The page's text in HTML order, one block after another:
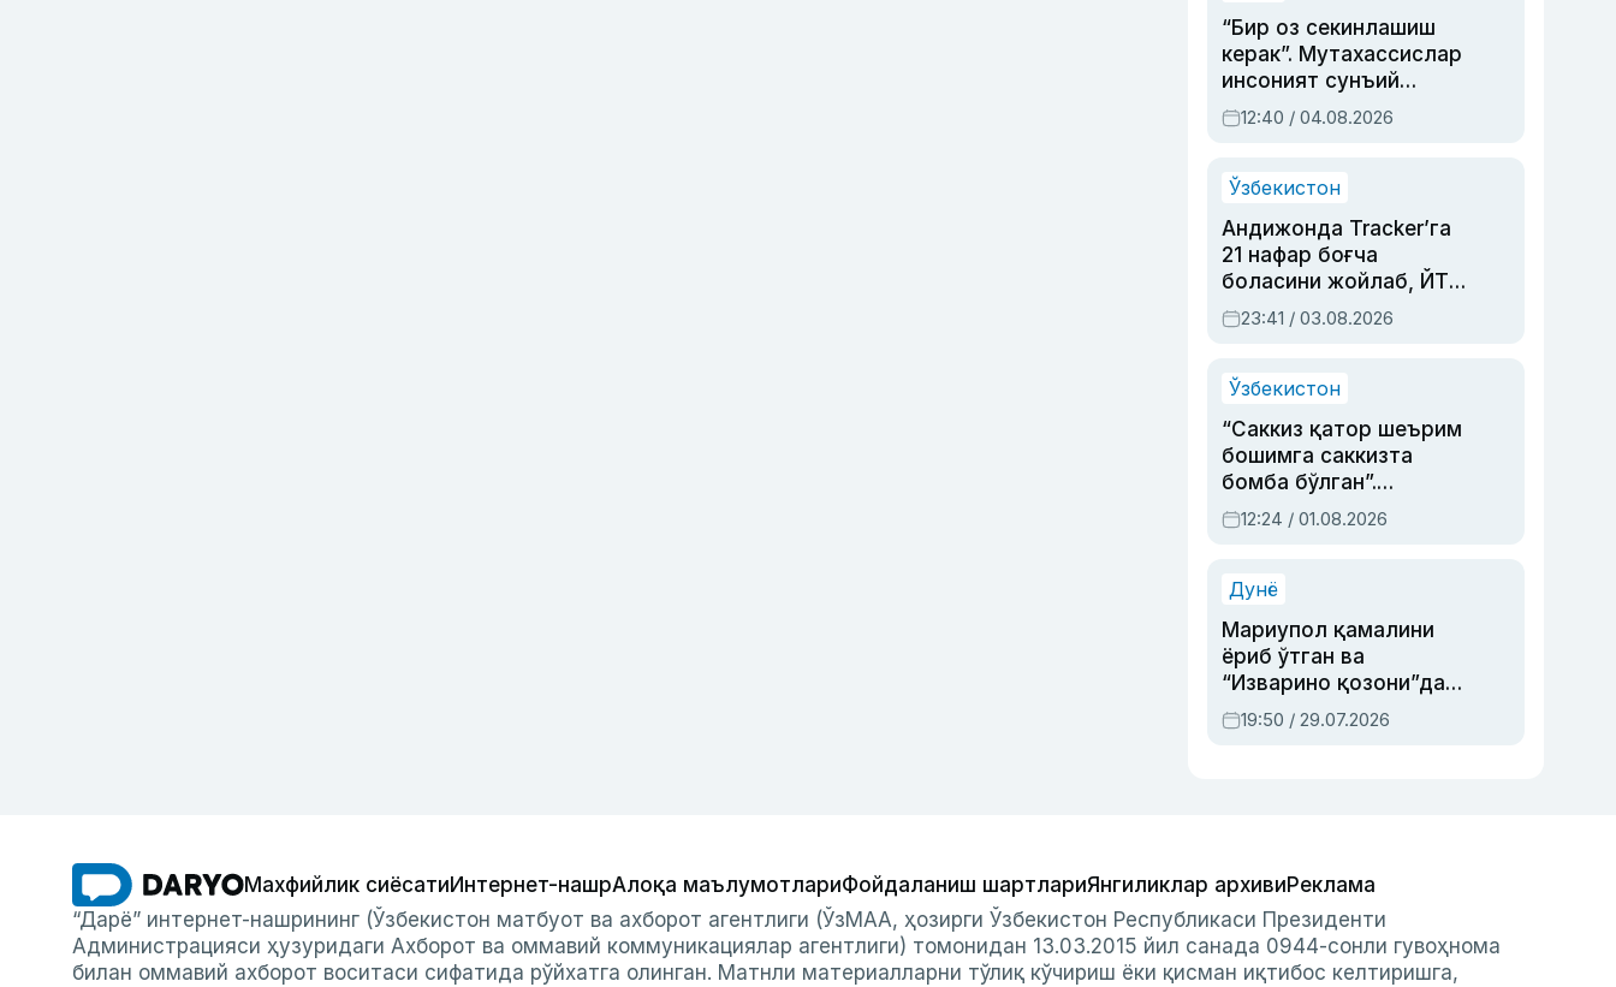
“Бир оз секинлашиш
керак”. Мутахассислар
инсоният сунъий
интеллектни бошқара
олмай қолишидан
12:40 / 04.08.2026
Ўзбекистон
Андижонда Tracker’га
21 нафар боғча
боласини жойлаб, ЙТҲ
содир этган аёлга суд
ҳукми ўқилди
23:41 / 03.08.2026
Ўзбекистон
“Саккиз қатор шеърим
бошимга саккизта
бомба бўлган”.
Абдулла Ориповни
сиёсий айбловлардан
12:24 / 01.08.2026
Дунё
Мариупол қамалини
ёриб ўтган ва
“Изварино қозони”дан
чиққан қаҳрамон —
Украина армияси бош
19:50 / 29.07.2026
Махфийлик сиёсатиИнтернет-нашрАлоқа маълумотлариФойдаланиш шартлариЯнгиликлар архивиРеклама
“Дарё” интернет-нашрининг (Ўзбекистон матбуот ва ахборот агентлиги (ЎзМАА, ҳозирги Ўзбекистон Республикаси Президенти
Администрацияси ҳузуридаги Ахборот ва оммавий коммуникациялар агентлиги) томонидан 13.03.2015 йил санада 0944-сонли гувоҳнома
билан оммавий ахборот воситаси сифатида рўйхатга олинган. Матнли материалларни тўлиқ кўчириш ёки қисман иқтибос келтиришга,